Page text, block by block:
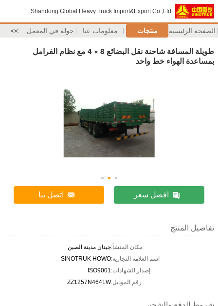
Shandong Global Heavy Truck Import&Export Co.,Ltd
الصفحة الرئيسية منتجات معلومات عنا جولة في المعمل >>
طويلة المسافة شاحنة نقل البضائع 8 × 4 مع نظام الفرامل
بمساعدة الهواء خط واحد
افضل سعر اتصل بنا
تفاصيل المنتج
مكان المنشأ:جينان مدينة الصين
اسم العلامة التجارية:SINOTRUK HOWO
إصدار الشهادات:ISO9001
رقم الموديل:ZZ1257N4641W